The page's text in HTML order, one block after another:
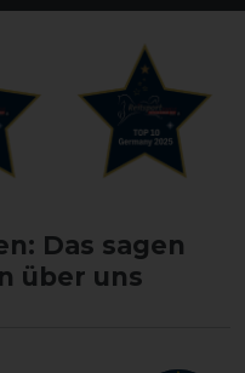
Das sagen
über uns